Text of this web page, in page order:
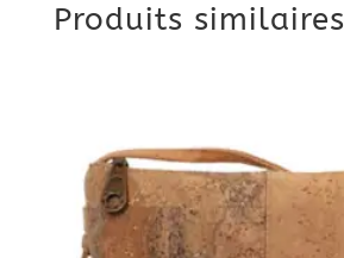
Produits similaires